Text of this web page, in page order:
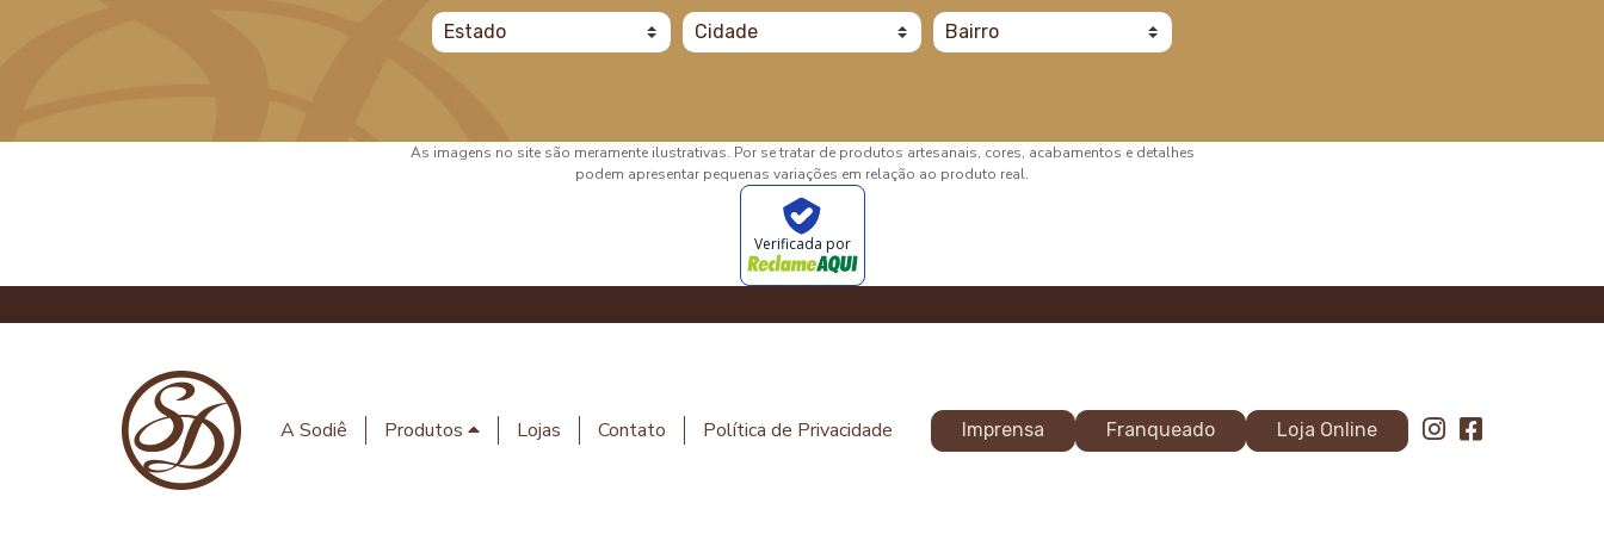
As imagens no site são meramente ilustrativas. Por se tratar de produtos artesanais, cores, acabamentos e detalhes
podem apresentar pequenas variações em relação ao produto real.
Verificada por
A Sodiê Produtos Lojas Contato Política de Privacidade Imprensa Franqueado Loja Online